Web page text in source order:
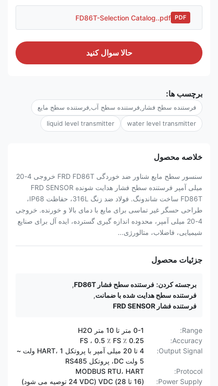
FD86T-Selection Catalog..pdf
حالا سوال کنيد
برچسب ها:
فرستنده سطح فشار,فرستنده سطح آب,فرستنده سطح مایع
water level transmitter
liquid level transmitter
خلاصه محصول
سنسور سطح مایع شناور ضد خوردگی FRD FD86T خروجی 4-20
میلی آمپر فرستنده سطح فشار هدایت شونده FRD SENSOR
FD86T ساخت شاندونگ. فولاد ضد زنگ 316L، حفاظت IP68،
طراحی حسگر غیر تماسی برای مایع با دمای بالا و خورنده. خروجی
4-20 میلی آمپر، محدوده اندازه گیری گسترده، ایده آل برای صنایع
شیمیایی، فاضلاب، متالورژی...
جزئیات محصول
برجسته کردن: فرستنده سطح فشار FD86T
,
فرستنده سطح هدایت شده با ضمانت,
فرستنده فشار FRD SENSOR
Range:
Accuracy:
Output Signal:
4 تا 20 میلی آمپر با پروتکل HART، 1 ولت ~
Protocol:
MODBUS RTU، HART
Power Supply:
(16 تا 28) VDC (24 VDC توصیه می شود)